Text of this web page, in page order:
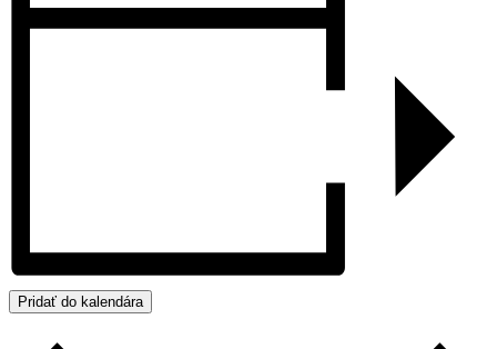
Pridať do kalendára